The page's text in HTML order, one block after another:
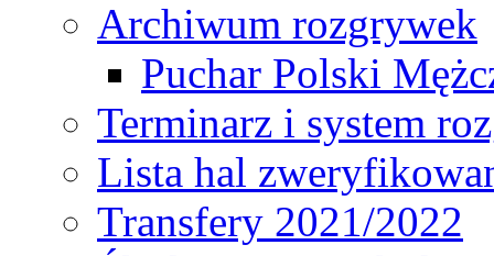
Archiwum rozgrywek
Puchar Polski
Terminarz i system
Lista hal
Transfery 2021/2022